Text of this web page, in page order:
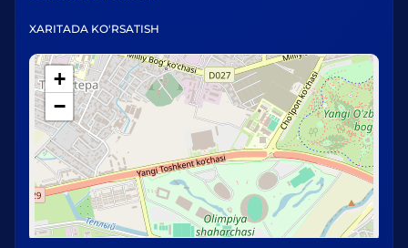
XARITADA KO'RSATISH
+
−